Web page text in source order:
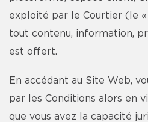
exploité par le Courtier (le «
tout contenu, information,
est offert.
En accédant au Site Web,
par les Conditions alors en
que vous avez la capacité